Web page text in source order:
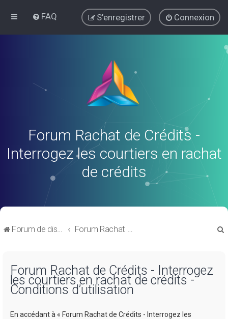
FAQ Connexion
S’enregistrer
Forum Rachat de Crédits -
Interrogez les courtiers en rachat
de crédits
Forum de discussions sur le Regroupement de Crédits et le Rachat de Crédits Forum Rachat de Crédits
Forum Rachat de Crédits - Interrogez
les courtiers en rachat de crédits -
Conditions d’utilisation
En accédant à « Forum Rachat de Crédits - Interrogez les